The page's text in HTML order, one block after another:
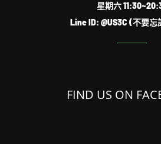
星期六
Line ID: @US3C (不要忘
FIND US ON